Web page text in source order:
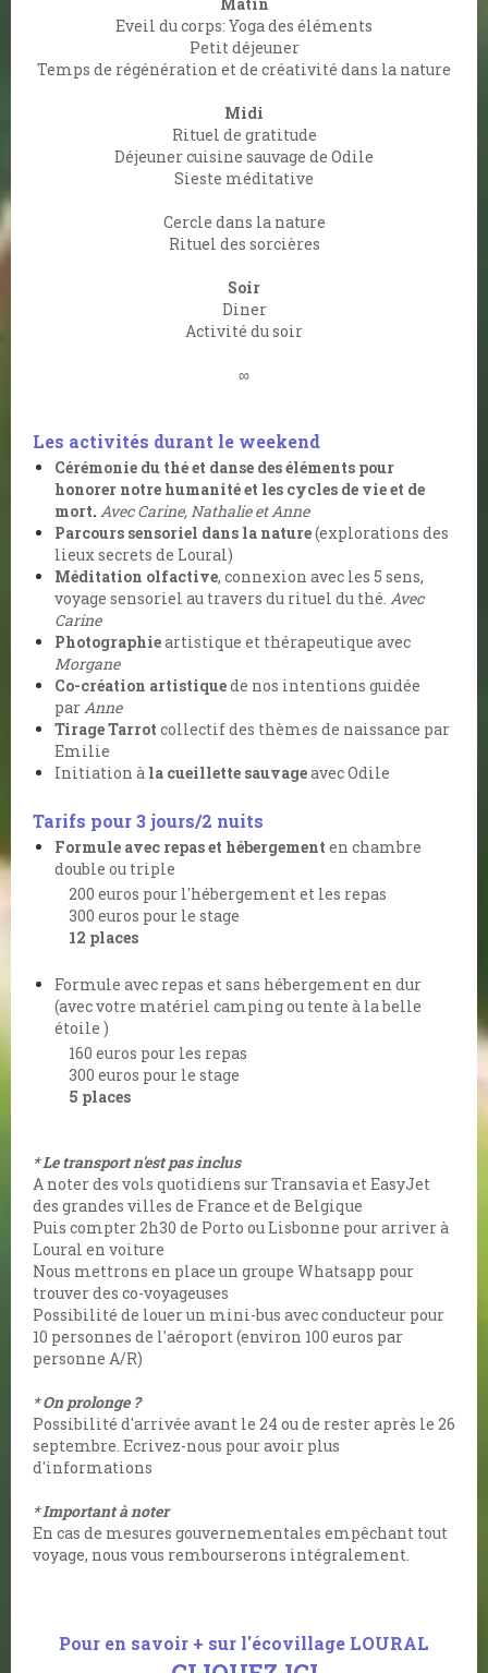
Eveil du corps: Yoga des éléments
Petit déjeuner
Temps de régénération et de créativité dans la nature
Midi
Rituel de gratitude
Déjeuner cuisine sauvage de Odile
Sieste méditative
Cercle dans la nature
Rituel des sorcières
Soir
Diner
Activité du soir
∞
Les activités durant le weekend
Cérémonie du thé et danse des éléments pour
honorer notre humanité et les cycles de vie et de
mort. Avec Carine, Nathalie et Anne
Parcours sensoriel dans la nature(explorations des
lieux secrets de Loural)
Méditation olfactive, connexion avec les 5 sens,
voyage sensoriel au travers du rituel du thé. Avec
Carine
Photographieartistique et thérapeutique avec
Morgane
Co-création artistiquede nos intentions guidée
par Anne
Tirage Tarrot collectif des thèmes de naissance par
Emilie
Initiation à la cueillette sauvageavec Odile
Tarifs pour 3 jours/2 nuits
Formule avec repas et hébergement en chambre
double ou triple
200 euros pour l'hébergement et les repas
300 euros pour le stage
12 places
Formule avec repas et sans hébergement en dur
(avec votre matériel camping ou tente à la belle
étoile )
160 euros pour les repas
300 euros pour le stage
5 places
* Le transport n'est pas inclus
A noter des vols quotidiens sur Transavia et EasyJet
des grandes villes de France et de Belgique
Puis compter 2h30 de Porto ou Lisbonne pour arriver à
Loural en voiture
Nous mettrons en place un groupe Whatsapp pour
trouver des co-voyageuses
Possibilité de louer un mini-bus avec conducteur pour
10 personnes de l'aéroport (environ 100 euros par
personne A/R)
* On prolonge ?
Possibilité d'arrivée avant le 24 ou de rester après le 26
septembre. Ecrivez-nous pour avoir plus
d'informations
* Important à noter
En cas de mesures gouvernementales empêchant tout
voyage, nous vous rembourserons intégralement.
Pour en savoir + sur l'écovillage LOURAL